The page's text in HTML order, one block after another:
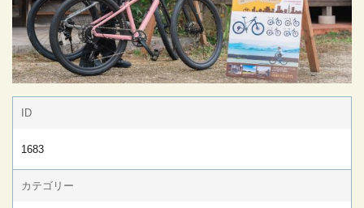
ID
1683
カテゴリー